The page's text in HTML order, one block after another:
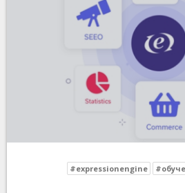
#expressionengine